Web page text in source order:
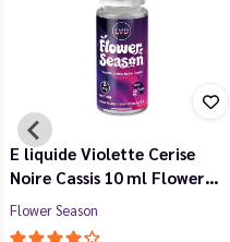
E liquide Violette Cerise
Noire Cassis 10 ml Flower…
Flower Season